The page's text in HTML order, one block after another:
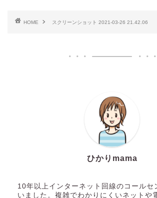
HOME スクリーンショット 2021-03-26 21.42.06
ひかりmama
10年以上インターネット回線のコールセ
いました。複雑でわかりにくいネットや